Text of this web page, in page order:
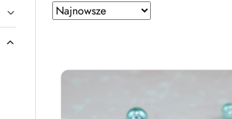
Zastosowano
sortowanie:
Sortuj
według